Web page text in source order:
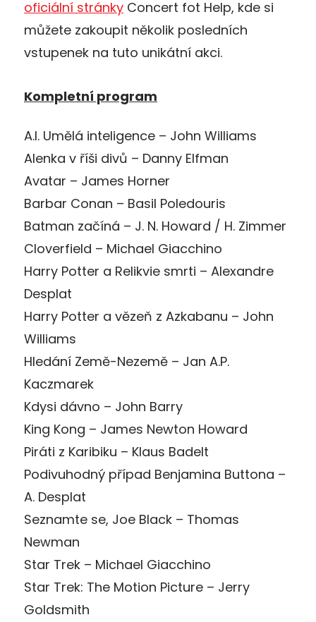
oficiální stránky Concert fot Help, kde si
můžete zakoupit několik posledních
vstupenek na tuto unikátní akci.
Kompletní program
A.I. Umělá inteligence – John Williams
Alenka v říši divů – Danny Elfman
Avatar – James Horner
Barbar Conan – Basil Poledouris
Batman začíná – J. N. Howard / H. Zimmer
Cloverfield – Michael Giacchino
Harry Potter a Relikvie smrti – Alexandre
Desplat
Harry Potter a vězeň z Azkabanu – John
Williams
Hledání Země-Nezemě – Jan A.P.
Kaczmarek
Kdysi dávno – John Barry
King Kong – James Newton Howard
Piráti z Karibiku – Klaus Badelt
Podivuhodný případ Benjamina Buttona –
A. Desplat
Seznamte se, Joe Black – Thomas
Newman
Star Trek – Michael Giacchino
Star Trek: The Motion Picture – Jerry
Goldsmith